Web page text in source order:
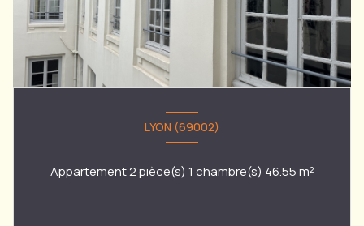
LYON (69002)
Appartement 2 pièce(s) 1 chambre(s) 46.55 m²